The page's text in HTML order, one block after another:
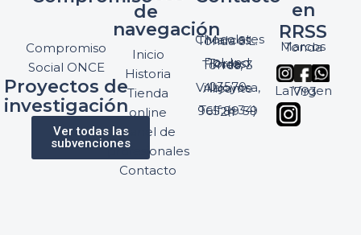
Compromiso
Social ONCE
Proyectos de
investigación
Ver todas las
subvenciones
de
navegación
Inicio
Historia
Tienda
online
Panel de
profesionales
Contacto
Chocolates Marcos Tonda S.L.
Pol. Ind. Torres, Ptda. Torres, 3
03570 Villajoyosa, Alicante
Telf: (+34) 965 89 59 24
en
RRSS
Marcos Tonda
La Virgen 1793